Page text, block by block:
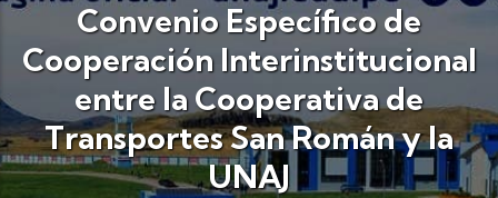
Convenio Específico de
Cooperación Interinstitucional
entre la Cooperativa de
Transportes San Román y la
UNAJ